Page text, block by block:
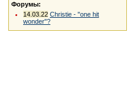
Форумы:
14.03.22 Christie - "one hit
wonder"?